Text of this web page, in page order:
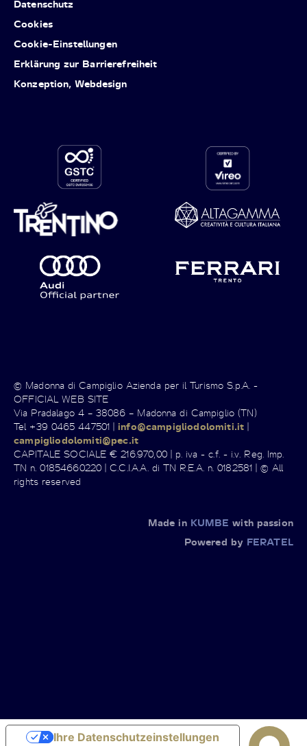
Datenschutz
Cookies
Cookie-Einstellungen
Erklärung zur Barrierefreiheit
Konzeption, Webdesign
© Madonna di Campiglio Azienda per il Turismo S.p.A. -
OFFICIAL WEB SITE
Via Pradalago 4 – 38086 – Madonna di Campiglio (TN)
Tel +39 0465 447501 |info@campigliodolomiti.it |
campigliodolomiti@pec.it
CAPITALE SOCIALE € 216.970,00 | p. iva - c.f. - i.v. Reg. Imp.
TN n. 01854660220 | C.C.I.A.A. di TN R.E.A. n. 0182581 | © All
rights reserved
Made in KUMBE with passion
Powered by FERATEL
Ihre Datenschutzeinstellungen